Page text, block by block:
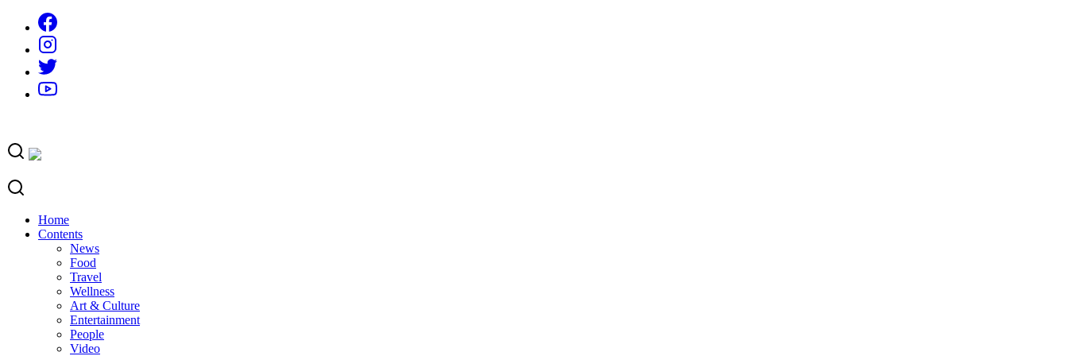
content
Home
Contents
News
Food
Travel
Wellness
Art & Culture
Entertainment
People
Video